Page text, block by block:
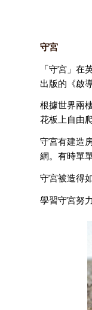
守宮
「守宮」在
出版的《啟
根據世界兩
花板上自由
守宮有建造
網。有時單
守宮被造得
學習守宮努